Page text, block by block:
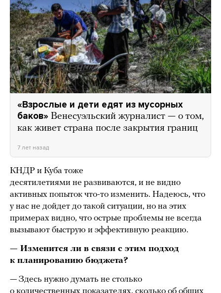
«Взрослые и дети едят из мусорных
баков» Венесуэльский журналист — о том,
как живет страна после закрытия границ
7 лет назад
КНДР и Куба тоже
десятилетиями не развиваются, и не видно
активных попыток что-то изменить. Надеюсь, что
у нас не дойдет до такой ситуации, но на этих
примерах видно, что острые проблемы не всегда
вызывают быструю и эффективную реакцию.
— Изменится ли в связи с этим подход
к планированию бюджета?
— Здесь нужно думать не столько